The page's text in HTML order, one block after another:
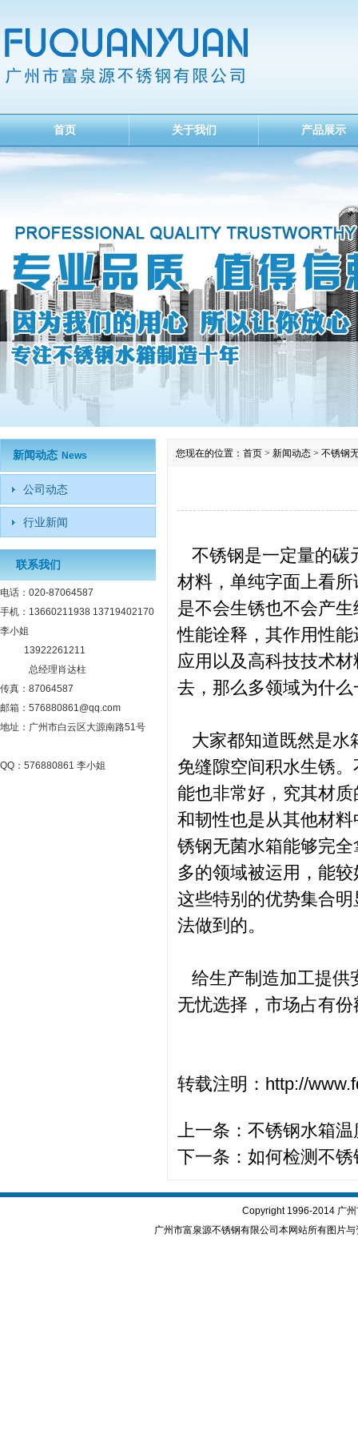
首页 关于我们 产品展示
您现在的位置： 首页 > 新闻动态 > 不锈钢
不锈钢是一定量的碳
材料，单纯字面上看
是不会生锈也不会产
性能诠释，其作用性
应用以及高科技技术
去，那么多领域为什
大家都知道既然是水
免缝隙空间积水生锈
能也非常好，究其材
和韧性也是从其他材
锈钢无菌水箱能够完
多的领域被运用，能
这些特别的优势集合
法做到的。
给生产制造加工提供
无忧选择，市场占有
转载注明：http://
上一条： 不锈钢水箱
下一条： 如何检测不锈
新闻动态 News
公司动态
行业新闻
联系我们
电话：020-87064587
手机：13660211938 13719402170
李小姐
13922261211
总经理肖达柱
传真：87064587
邮箱：576880861@qq.com
地址：广州市白云区大源南路51号
QQ：576880861 李小姐
Copyright 1996-2014 广
广州市富泉源不锈钢有限公司本网站所有图片